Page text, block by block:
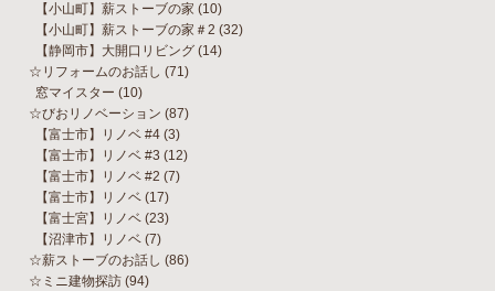
【小山町】薪ストーブの家 (10)
【小山町】薪ストーブの家＃2 (32)
【静岡市】大開口リビング (14)
☆リフォームのお話し (71)
窓マイスター (10)
☆びおリノベーション (87)
【富士市】リノベ #4 (3)
【富士市】リノベ #3 (12)
【富士市】リノベ #2 (7)
【富士市】リノベ (17)
【富士宮】リノベ (23)
【沼津市】リノベ (7)
☆薪ストーブのお話し (86)
☆ミニ建物探訪 (94)